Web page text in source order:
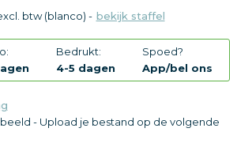
btw (blanco) - bekijk staffel
Bedrukt:
4-5 dagen
Spoed?
App/bel ons
- Upload je bestand op de volgende